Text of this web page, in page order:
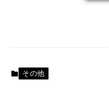
その他